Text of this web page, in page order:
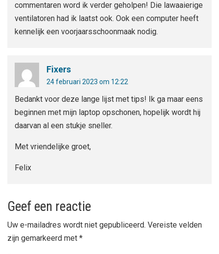
commentaren word ik verder geholpen! Die lawaaierige
ventilatoren had ik laatst ook. Ook een computer heeft
kennelijk een voorjaarsschoonmaak nodig.
Fixers
24 februari 2023 om 12:22
Bedankt voor deze lange lijst met tips! Ik ga maar eens
beginnen met mijn laptop opschonen, hopelijk wordt hij
daarvan al een stukje sneller.
Met vriendelijke groet,
Felix
Geef een reactie
Uw e-mailadres wordt niet gepubliceerd. Vereiste velden
zijn gemarkeerd met *